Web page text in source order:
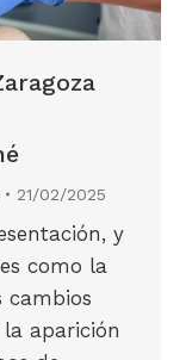
21/02/2025
y
como la
cambios
aparición